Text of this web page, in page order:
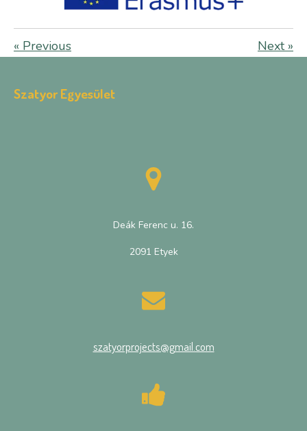
« Previous Next»
Szatyor Egyesület
Deák Ferenc u. 16.
2091 Etyek
szatyorprojects@gmail.com